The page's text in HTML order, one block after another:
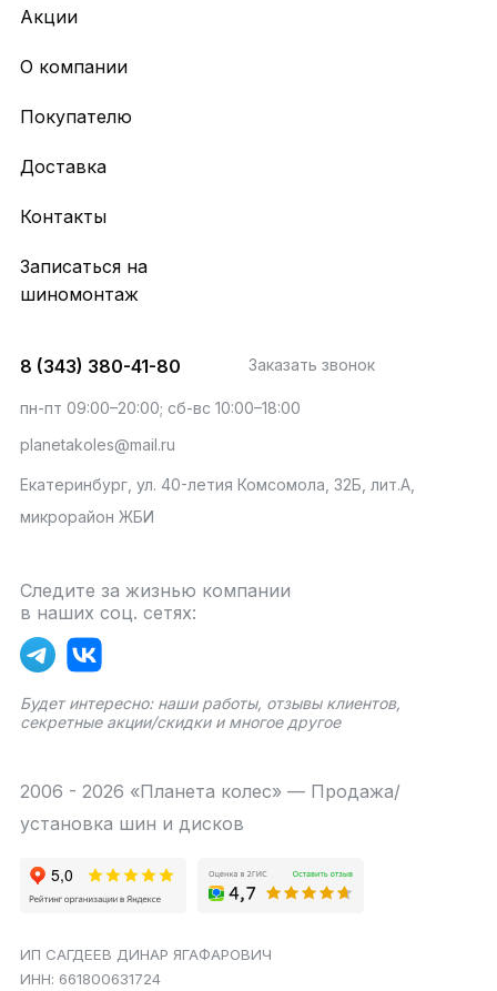
Акции
О компании
Покупателю
Доставка
Контакты
Записаться на
шиномонтаж
8 (343) 380-41-80 Заказать звонок
пн-пт 09:00–20:00; сб-вс 10:00–18:00
planetakoles@mail.ru
Екатеринбург, ул. 40-летия Комсомола, 32Б, лит.А,
микрорайон ЖБИ
Следите за жизнью компании
в наших соц. сетях:
Будет интересно: наши работы, отзывы клиентов,
секретные акции/скидки и многое другое
2006 - 2026 «Планета колес» — Продажа/
установка шин и дисков
ИП САГДЕЕВ ДИНАР ЯГАФАРОВИЧ
ИНН: 661800631724